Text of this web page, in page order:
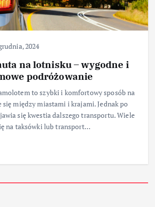
2024
na lotnisku – wygodne i
podróżowanie
to szybki i komfortowy sposób na
między miastami i krajami. Jednak po
się kwestia dalszego transportu. Wiele
na taksówki lub transport…